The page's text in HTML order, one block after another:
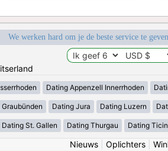
We werken hard om je de beste service te
Dating Appenzell Innerrhoden
Dating Jura Dating Luzern
Dating St. Gallen Dating Thurgau Dating
Nieuws| Oplichters|